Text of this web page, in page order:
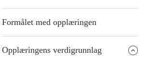
Formålet med opplæringen
Opplæringens verdigrunnlag